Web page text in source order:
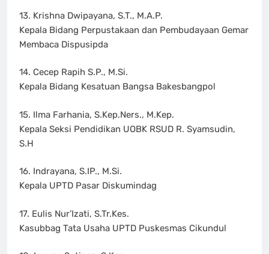
13. Krishna Dwipayana, S.T., M.A.P.
Kepala Bidang Perpustakaan dan Pembudayaan Gemar
Membaca Dispusipda
14. Cecep Rapih S.P., M.Si.
Kepala Bidang Kesatuan Bangsa Bakesbangpol
15. Ilma Farhania, S.Kep.Ners., M.Kep.
Kepala Seksi Pendidikan UOBK RSUD R. Syamsudin,
S.H
16. Indrayana, S.IP., M.Si.
Kepala UPTD Pasar Diskumindag
17. Eulis Nur’Izati, S.Tr.Kes.
Kasubbag Tata Usaha UPTD Puskesmas Cikundul